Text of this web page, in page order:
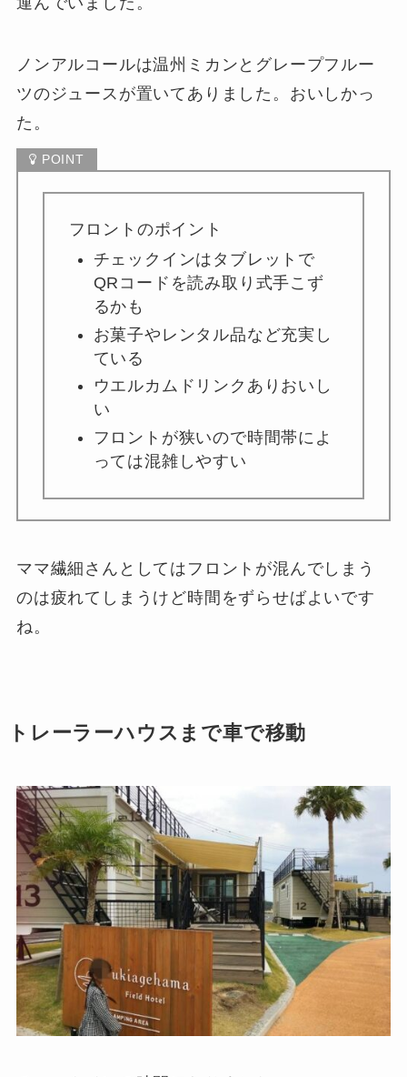
ノンアルコールは温州ミカンとグレープフルー
ツのジュースが置いてありました。おいしかっ
た。
フロントのポイント
チェックインはタブレットで
QRコードを読み取り式手こず
るかも
お菓子やレンタル品など充実し
ている
ウエルカムドリンクありおいし
い
フロントが狭いので時間帯によ
っては混雑しやすい
ママ繊細さんとしてはフロントが混んでしまう
のは疲れてしまうけど時間をずらせばよいです
ね。
トレーラーハウスまで車で移動